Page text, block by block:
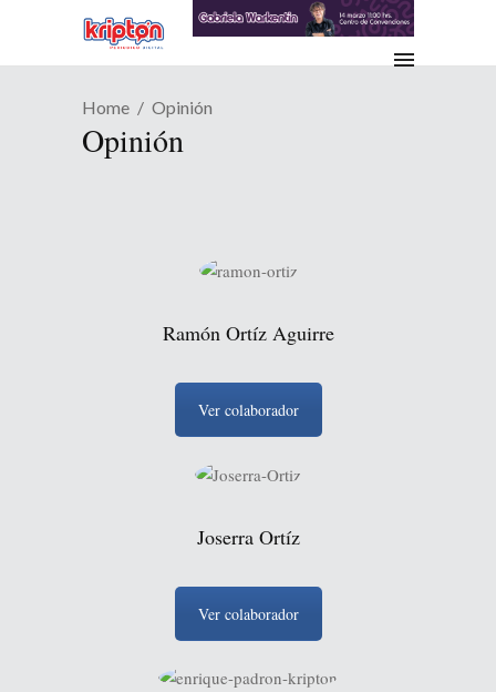
Home Opinión
Opinión
Ramón Ortíz Aguirre
Ver colaborador
Joserra Ortíz
Ver colaborador